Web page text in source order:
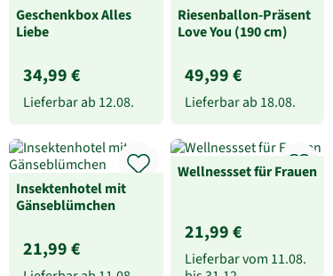
Geschenkbox Alles
Liebe
34,99 €
Lieferbar ab 12.08.
Riesenballon-Präsent
Love You (190 cm)
49,99 €
Lieferbar ab 18.08.
Insektenhotel mit
Gänseblümchen
21,99 €
Wellnessset für Frauen
21,99 €
Lieferbar vom 11.08.